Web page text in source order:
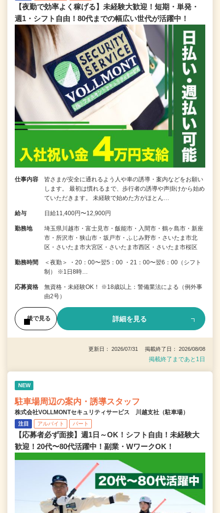
【夜勤で効率よく稼げる】未経験大歓迎！短期・単発・
週1・シフト自由！80代までの幅広い世代が活躍中！
仕事内容
皆さまが安全に通れるよう人や車の誘導・案内などをお願い
します。 最初は慣れるまで、歩行者の誘導や声掛けから始め
ていただきます。 未経験で始めた方がほとん…
給与 日給11,400円〜12,900円
勤務地
埼玉県川越市・富士見市・飯能市・入間市・鶴ヶ島市・新座
市・所沢市・狭山市・坂戸市・ふじみ野市・さいたま市北
区・さいたま市大宮区・さいたま市西区・さいたま市桜区
勤務時間
＜夜勤＞ ・20：00〜翌5：00 ・21：00〜翌6：00（シフト
制） ※1日8時…
応募資格
無資格・未経験OK！ ※18歳以上：警備業法による（例外事
由2号）
後で見る 詳細を見る
更新日： 2026/07/31 掲載終了日： 2026/08/08
掲載終了まであと1日
NEW
駐車場周辺の案内・誘導スタッフ
株式会社VOLLMONTセキュリティサービス 川越支社（駐車場）
注目 アルバイト パート
【応募者必ず面接】週1日～OK！シフト自由！未経験大
歓迎！20代〜80代活躍中！副業・WワークOK！